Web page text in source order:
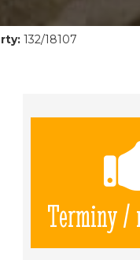
132/18107
Terminy /